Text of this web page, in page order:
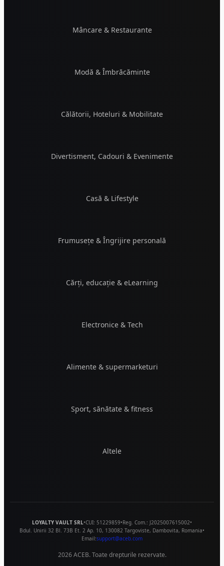
Mâncare & Restaurante
Modă & Îmbrăcăminte
Călătorii, Hoteluri & Mobilitate
Divertisment, Cadouri & Evenimente
Casă & Lifestyle
Frumusețe & Îngrijire personală
Cărți, educație & eLearning
Electronice & Tech
Alimente & supermarketuri
Sport, sănătate & fitness
Altele
LOYALTY VAULT SRL•CUI: 51229859•Reg. Com.: J2025007615002•
Bdul. Unirii 32 Bl. 73B Et. 2 Ap. 10, 130082 Targoviste, Dambovita, Romania•
Email:support@aceb.com
2026 ACEB. Toate drepturile rezervate.